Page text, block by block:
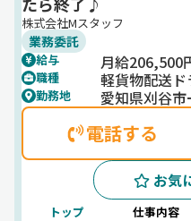
株式会社Mスタッフ
業務委託
給与 月給206,500
職種 軽貨物配送ド
勤務地 愛知県刈谷
電話する
お気
トップ 仕事内容